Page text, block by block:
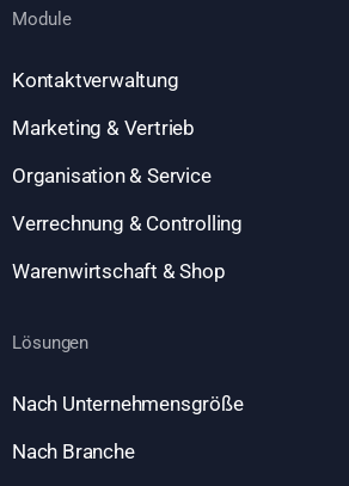
Module
Kontaktverwaltung
Marketing & Vertrieb
Organisation & Service
Verrechnung & Controlling
Warenwirtschaft & Shop
Lösungen
Nach Unternehmensgröße
Nach Branche